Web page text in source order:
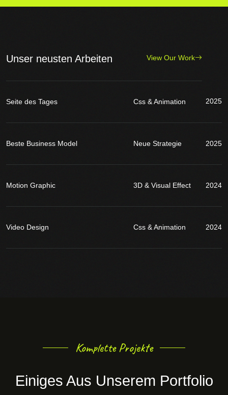
Unser neusten Arbeiten View Our Work
Seite des Tages Css & Animation 2025
Beste Business Model Neue Strategie 2025
Motion Graphic 3D & Visual Effect 2024
Video Design Css & Animation 2024
Komplette Projekte
Einiges Aus Unserem Portfolio